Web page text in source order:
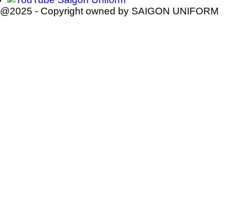
@2025 - Copyright owned by SAIGON UNIFORM